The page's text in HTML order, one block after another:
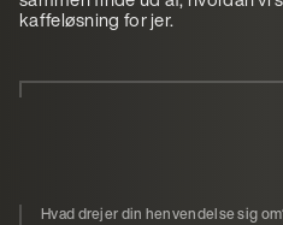
kaffeløsning for jer.
Hvad drejer din henvendelse sig